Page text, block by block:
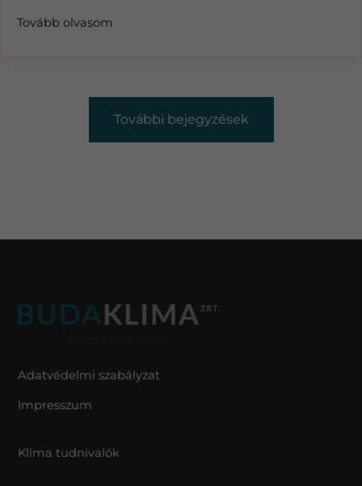
Tovább olvasom
További bejegyzések
Adatvédelmi szabályzat
Impresszum
Klíma tudnivalók